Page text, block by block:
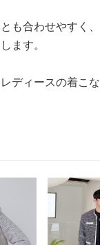
も合わせやすく、
ます。
ディースの着こな